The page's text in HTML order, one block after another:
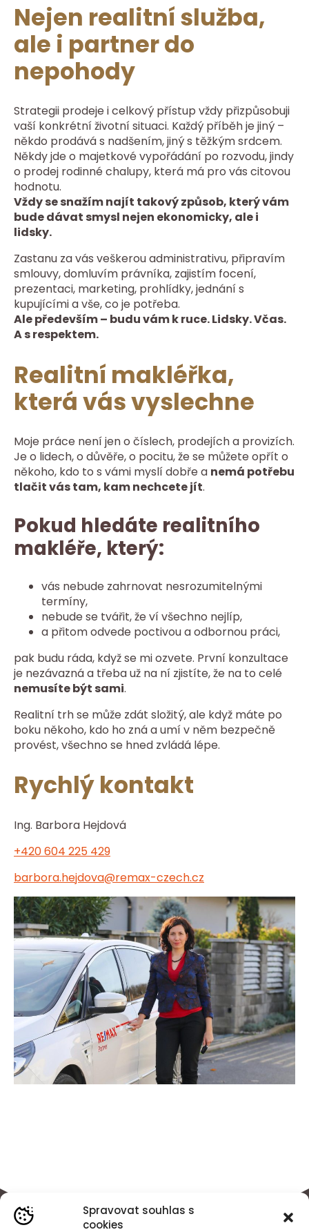
Spravovat souhlas s
cookies
Nejen realitní služba,
ale i partner do
nepohody
Strategii prodeje i celkový přístup vždy přizpůsobuji
vaší konkrétní životní situaci. Každý příběh je jiný –
někdo prodává s nadšením, jiný s těžkým srdcem.
Někdy jde o majetkové vypořádání po rozvodu, jindy
o prodej rodinné chalupy, která má pro vás citovou
hodnotu.
Vždy se snažím najít takový způsob, který vám
bude dávat smysl nejen ekonomicky, ale i
lidsky.
Zastanu za vás veškerou administrativu, připravím
smlouvy, domluvím právníka, zajistím focení,
prezentaci, marketing, prohlídky, jednání s
kupujícími a vše, co je potřeba.
Ale především – budu vám k ruce. Lidsky. Včas.
A s respektem.
Realitní makléřka,
která vás vyslechne
Moje práce není jen o číslech, prodejích a provizích.
Je o lidech, o důvěře, o pocitu, že se můžete opřít o
někoho, kdo to s vámi myslí dobře a nemá potřebu
tlačit vás tam, kam nechcete jít.
Pokud hledáte realitního
makléře, který:
vás nebude zahrnovat nesrozumitelnými
termíny,
nebude se tvářit, že ví všechno nejlíp,
a přitom odvede poctivou a odbornou práci,
pak budu ráda, když se mi ozvete. První konzultace
je nezávazná a třeba už na ní zjistíte, že na to celé
nemusíte být sami.
Realitní trh se může zdát složitý, ale když máte po
boku někoho, kdo ho zná a umí v něm bezpečně
provést, všechno se hned zvládá lépe.
Rychlý kontakt
Ing. Barbora Hejdová
+420 604 225 429
barbora.hejdova@remax-czech.cz